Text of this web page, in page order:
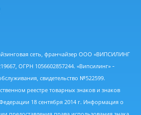
сеть, франчайзер ООО «ВИПСИЛИНГ
ОГРН 1056602857244. «Випсилинг» -
свидетельство №522599.
реестре товарных знаков и знаков
18 сентября 2014 г. Информация о